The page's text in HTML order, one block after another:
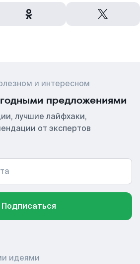
и интересном
предложениями
лучшие лайфхаки,
от экспертов
Подписаться
идеями